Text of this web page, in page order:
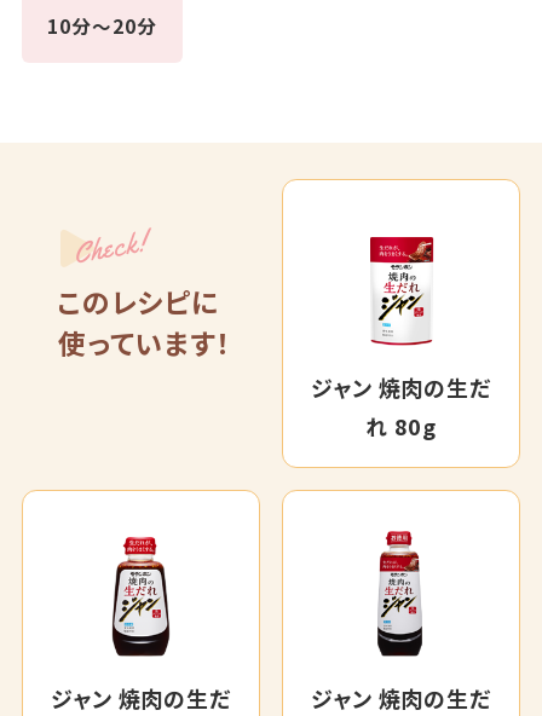
10分～20分
Check!
このレシピに
使っています！
ジャン 焼肉の生だ
れ 80g
ジャン 焼肉の生だ
ジャン 焼肉の生だ